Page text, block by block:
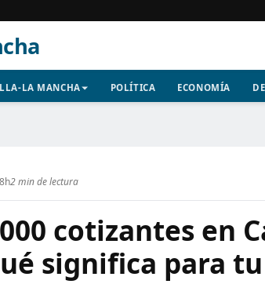
LA MANCHA POLÍTICA ECONOMÍA
2 min de lectura
cotizantes en
significa para